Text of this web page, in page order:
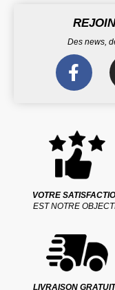
Des news,
VOTRE
EST NOTRE
LIVRAISON